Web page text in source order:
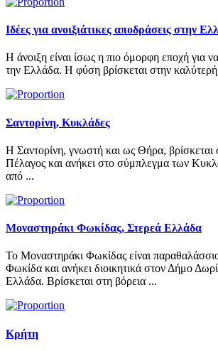
Ιδέες για ανοιξιάτικες αποδράσεις στην
Η άνοιξη είναι ίσως η πιο όμορφη εποχή για
την Ελλάδα. Η φύση βρίσκεται στην καλύτερή
Σαντορίνη, Κυκλάδες
Η Σαντορίνη, γνωστή και ως Θήρα, βρίσκεται
Πέλαγος και ανήκει στο σύμπλεγμα των
από ...
Μοναστηράκι Φωκίδας, Στερεά Ελλάδα
Το Μοναστηράκι Φωκίδας είναι
Φωκίδα και ανήκει διοικητικά στον Δήμο
Ελλάδα. Βρίσκεται στη βόρεια ...
Κρήτη